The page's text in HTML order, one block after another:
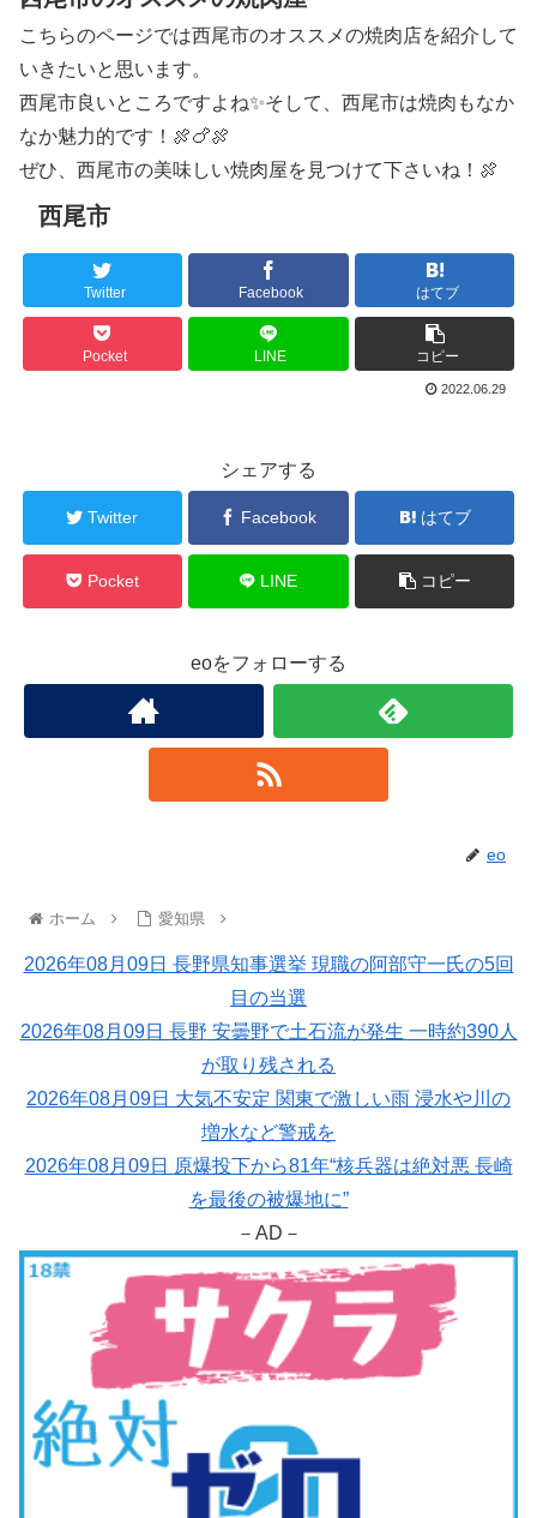
こちらのページでは西尾市のオススメの焼肉店を紹介して
いきたいと思います。
西尾市良いところですよね✨そして、西尾市は焼肉もなか
なか魅力的です！🍖🍗🍖
ぜひ、西尾市の美味しい焼肉屋を見つけて下さいね！🍖
西尾市
Twitter Facebook はてブ
Pocket LINE コピー
2022.06.29
シェアする
Twitter Facebook はてブ
Pocket LINE コピー
eoをフォローする
eo
ホーム 愛知県
2026年08月09日 長野県知事選挙 現職の阿部守一氏の5回
目の当選
2026年08月09日 長野 安曇野で土石流が発生 一時約390人
が取り残される
2026年08月09日 大気不安定 関東で激しい雨 浸水や川の
増水など警戒を
2026年08月09日 原爆投下から81年“核兵器は絶対悪 長崎
を最後の被爆地に”
－AD－